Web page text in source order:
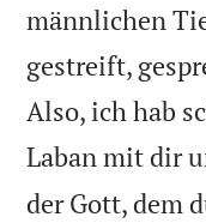
männlichen
gestreift,
Also, ich hab
Laban mit dir
der Gott, dem